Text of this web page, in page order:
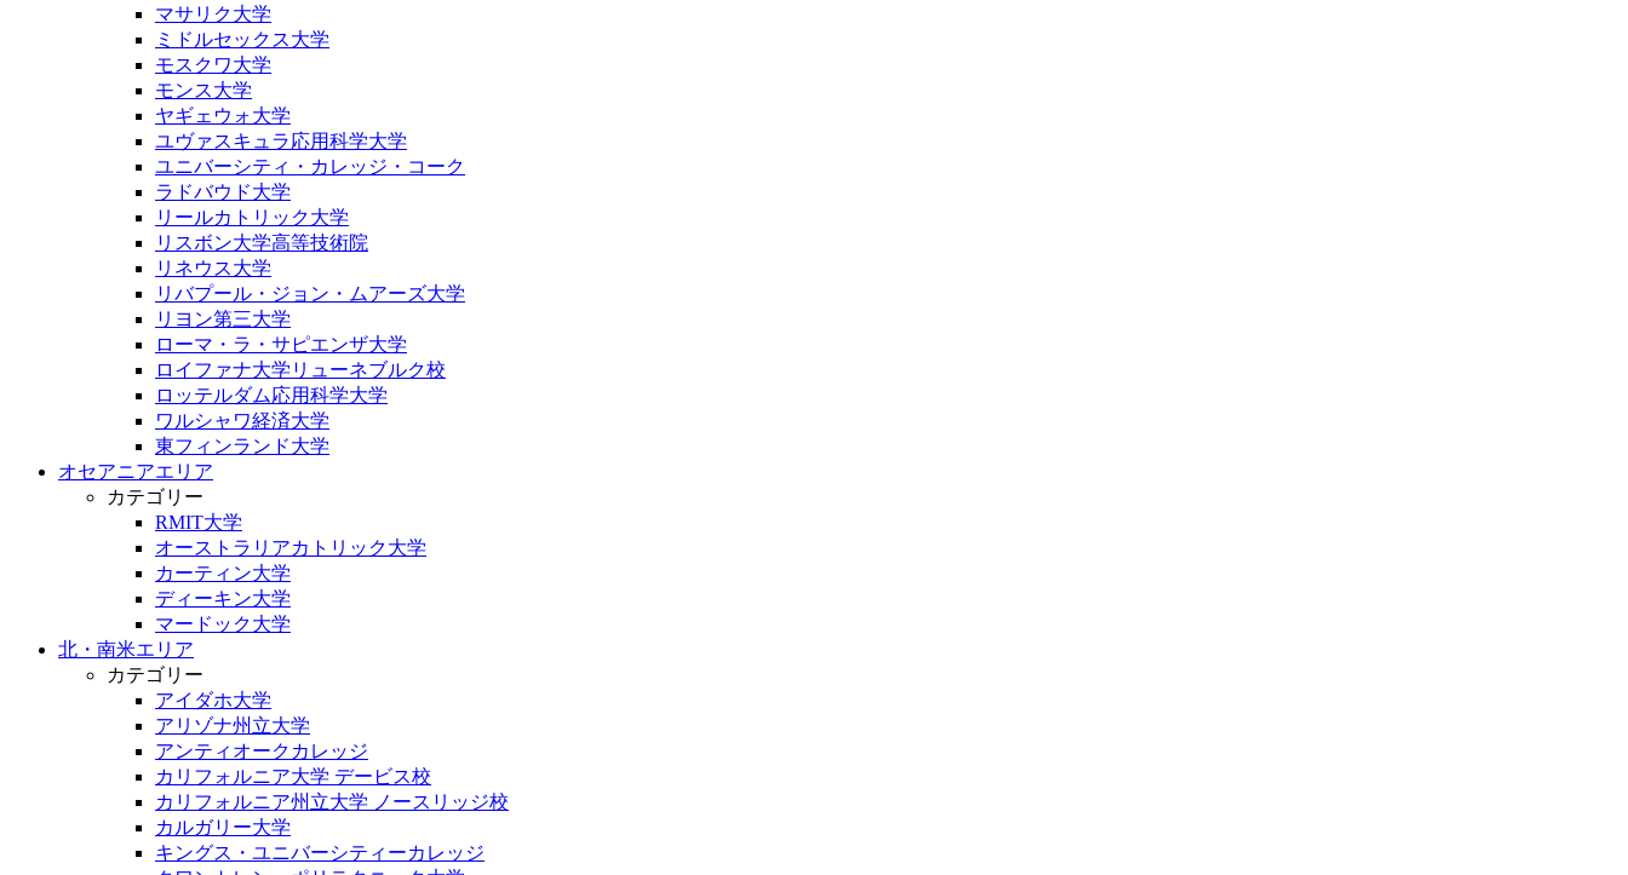
マサリク大学
ミドルセックス大学
モスクワ大学
モンス大学
ヤギェウォ大学
ユヴァスキュラ応用科学大学
ユニバーシティ・カレッジ・コーク
ラドバウド大学
リールカトリック大学
リスボン大学高等技術院
リネウス大学
リバプール・ジョン・ムアーズ大学
リヨン第三大学
ローマ・ラ・サピエンザ大学
ロイファナ大学リューネブルク校
ロッテルダム応用科学大学
ワルシャワ経済大学
東フィンランド大学
オセアニアエリア
カテゴリー
RMIT大学
オーストラリアカトリック大学
カーティン大学
ディーキン大学
マードック大学
北・南米エリア
カテゴリー
アイダホ大学
アリゾナ州立大学
アンティオークカレッジ
カリフォルニア大学 デービス校
カリフォルニア州立大学 ノースリッジ校
カルガリー大学
キングス・ユニバーシティーカレッジ